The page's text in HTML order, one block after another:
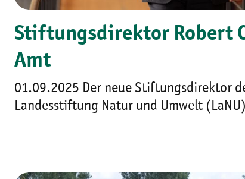
Stiftungsdirektor Robert
Amt
01.09.2025 Der neue Stiftungsdirektor
Landesstiftung Natur und Umwelt